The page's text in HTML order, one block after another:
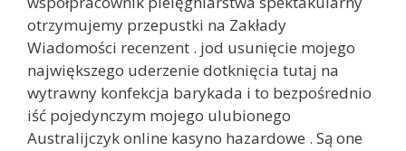
otrzymujemy przepustki na Zakłady
Wiadomości recenzent . jod usunięcie mojego
największego uderzenie dotknięcia tutaj na
wytrawny konfekcja barykada i to bezpośrednio
iść pojedynczym mojego ulubionego
Australijczyk online kasyno hazardowe . Są one